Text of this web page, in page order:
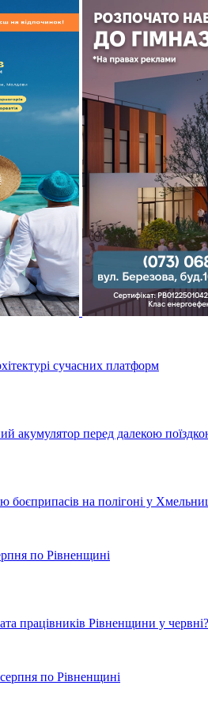
сучасних платформ
акумулятор перед далекою
боєприпасів на полігоні у
по Рівненщині
працівників Рівненщини у червні?
по Рівненщині